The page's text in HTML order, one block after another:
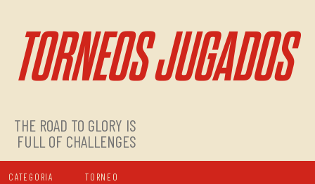
TORNEOS JUGADOS
THE ROAD TO GLORY IS
FULL OF CHALLENGES
CATEGORIA TORNEO